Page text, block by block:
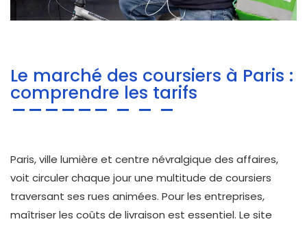
Le marché des coursiers à Paris :
comprendre les tarifs
Paris, ville lumière et centre névralgique des affaires,
voit circuler chaque jour une multitude de coursiers
traversant ses rues animées. Pour les entreprises,
maîtriser les coûts de livraison est essentiel. Le site